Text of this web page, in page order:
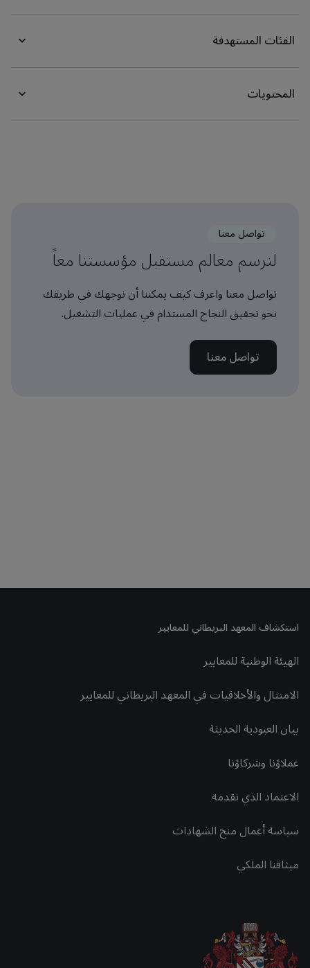
الفئات المستهدفة
المحتويات
تواصل معنا
لنرسم معالم مستقبل مؤسستنا معاً
تواصل معنا واعرف كيف يمكننا أن نوجهك في طريقك
نحو تحقيق النجاح المستدام في عمليات التشغيل.
تواصل معنا
استكشاف المعهد البريطاني للمعايير
الهيئة الوطنية للمعايير
الامتثال والأخلاقيات في المعهد البريطاني للمعايير
بيان العبودية الحديثة
عملاؤنا وشركاؤنا
الاعتماد الذي نقدمه
سياسة أعمال منح الشهادات
ميثاقنا الملكي